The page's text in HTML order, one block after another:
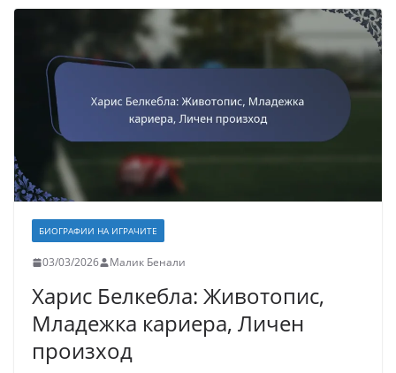
БИОГРАФИИ НА ИГРАЧИТЕ
03/03/2026 Малик Бенали
Харис Белкебла: Животопис,
Младежка кариера, Личен
произход